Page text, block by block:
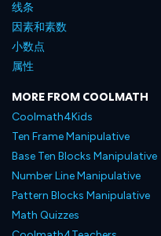
线条
因素和素数
小数点
属性
MORE FROM COOLMATH
Coolmath4Kids
Ten Frame Manipulative
Base Ten Blocks Manipulative
Number Line Manipulative
Pattern Blocks Manipulative
Math Quizzes